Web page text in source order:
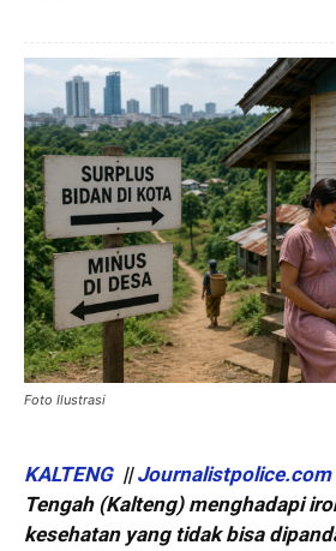
Foto Ilustrasi
KALTENG ||Journalistpolice.com
Tengah (Kalteng) menghadapi
kesehatan yang tidak bisa